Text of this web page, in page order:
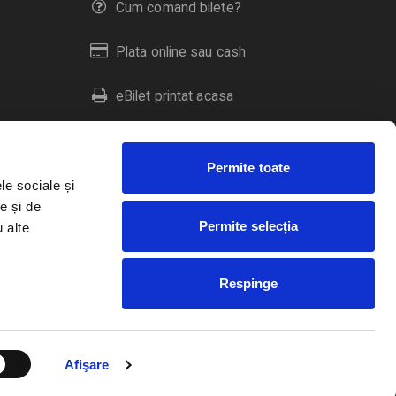
sociale și
și de
alte
Afişare
Permite toate
Permite selecția
Respinge
Cum comand bilete?
Plata online sau cash
eBilet printat acasa
Livrare prin curier
Duplicare bilete